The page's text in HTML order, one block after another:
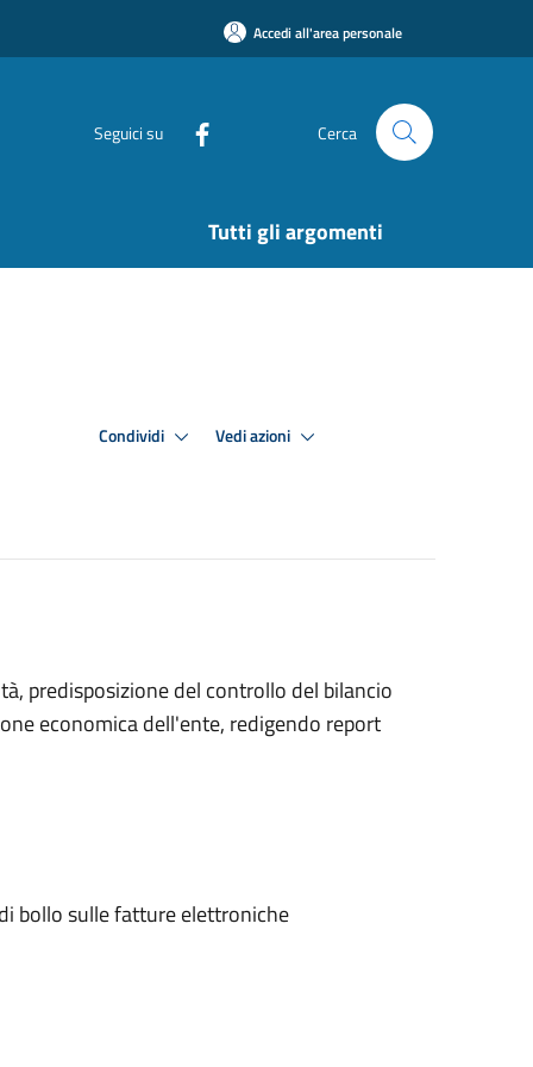
Accedi all'area personale
Seguici su Cerca
Tutti gli argomenti
Condividi Vedi azioni
predisposizione del controllo del bilancio
economica dell'ente, redigendo report
bollo sulle fatture elettroniche